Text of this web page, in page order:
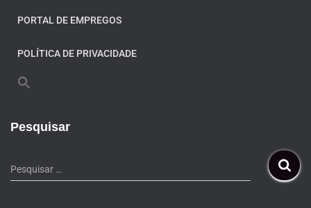
PORTAL DE EMPREGOS
POLÍTICA DE PRIVACIDADE
Pesquisar
Pesquisar …